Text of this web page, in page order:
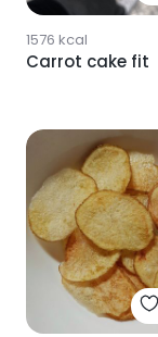
1576 kcal
Carrot cake fit